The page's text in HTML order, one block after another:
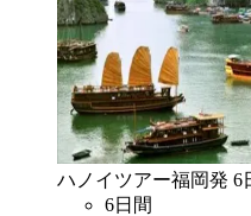
ハノイ ツアー福岡発 6
6日間